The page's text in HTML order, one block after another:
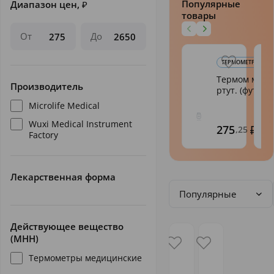
Диапазон цен, ₽
От До
Производитель
Microlife Medical
Wuxi Medical Instrument
Factory
Лекарственная форма
Действующее вещество
(МНН)
Термометры медицинские
Популярные
товары
ТЕРМОМЕТРЫ
Термом
ртут. (футл.)
275,25
Популярные